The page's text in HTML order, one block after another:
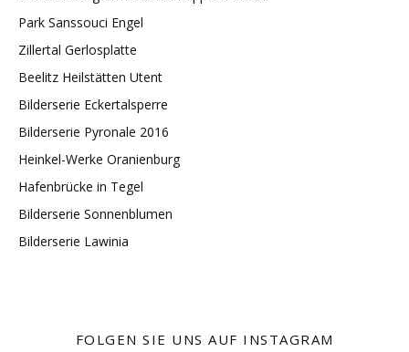
Park Sanssouci Engel
Zillertal Gerlosplatte
Beelitz Heilstätten Utent
Bilderserie Eckertalsperre
Bilderserie Pyronale 2016
Heinkel-Werke Oranienburg
Hafenbrücke in Tegel
Bilderserie Sonnenblumen
Bilderserie Lawinia
FOLGEN SIE UNS AUF INSTAGRAM